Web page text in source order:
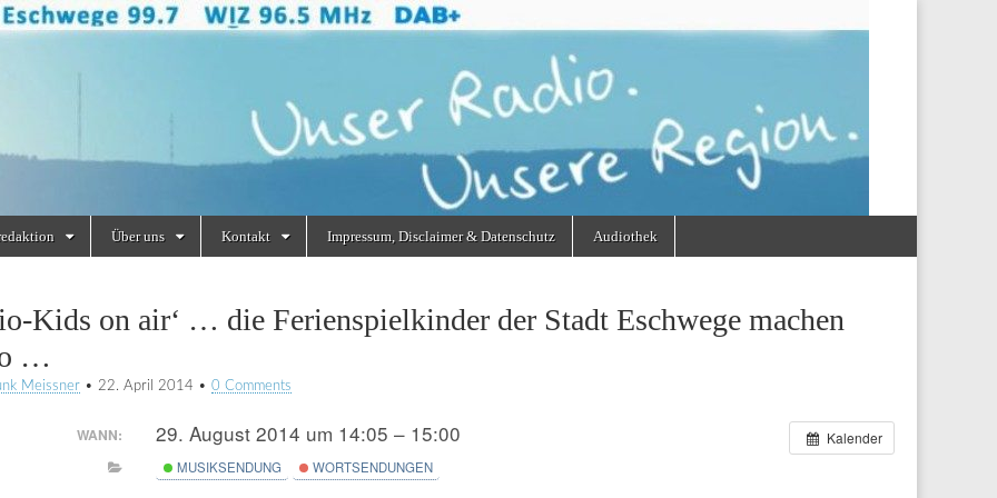
Über uns Kontakt Impressum, Disclaimer & Datenschutz Audiothek
Kids on air‘ … die Ferienspielkinder der Stadt Eschwege machen
…
Meissner • 22. April 2014 • 0 Comments
Kalender
WANN: 29. August 2014 um 14:05 – 15:00
MUSIKSENDUNG WORTSENDUNGEN